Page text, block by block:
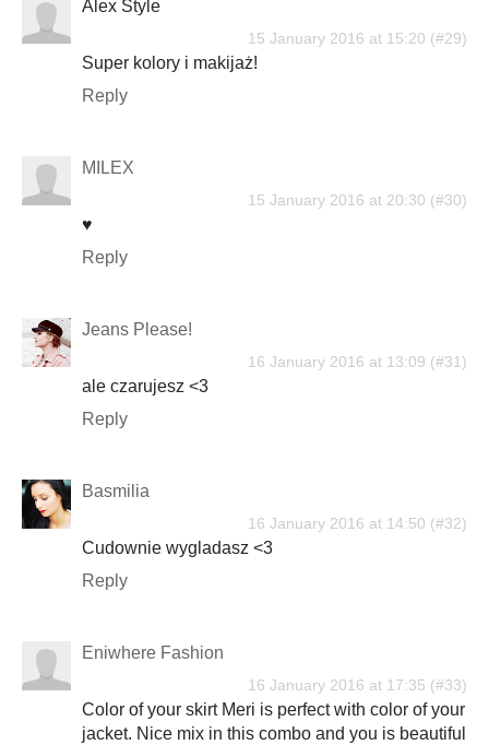
Alex Style
15 January 2016 at 15:20
Super kolory i makijaż!
Reply
MILEX
15 January 2016 at 20:30
♥
Reply
Jeans Please!
16 January 2016 at 13:09
ale czarujesz <3
Reply
Basmilia
16 January 2016 at 14:50
Cudownie wygladasz <3
Reply
Eniwhere Fashion
16 January 2016 at 17:35
Color of your skirt Meri is perfect with color of your
jacket. Nice mix in this combo and you is beautiful